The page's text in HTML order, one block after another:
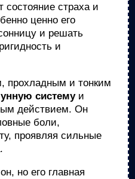
состояние страха и
ценно его
и решать
и
прохладным и тонким
системуи
действием. Он
боли,
проявляя сильные
но его главная